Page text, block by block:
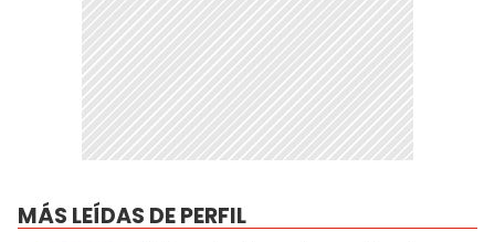
MÁS LEÍDAS DE PERFIL